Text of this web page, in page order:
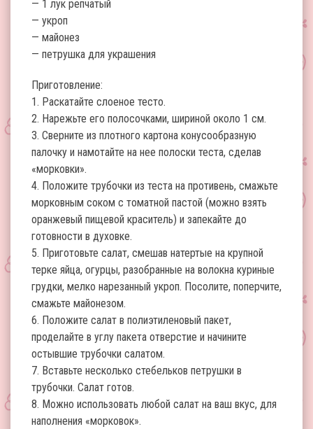
— 1 лук репчатый
— укроп
— майонез
— петрушка для украшения
Приготовление:
1. Раскатайте слоеное тесто.
2. Нарежьте его полосочками, шириной около 1 см.
3. Сверните из плотного картона конусообразную
палочку и намотайте на нее полоски теста, сделав
«морковки».
4. Положите трубочки из теста на противень, смажьте
морковным соком с томатной пастой (можно взять
оранжевый пищевой краситель) и запекайте до
готовности в духовке.
5. Приготовьте салат, смешав натертые на крупной
терке яйца, огурцы, разобранные на волокна куриные
грудки, мелко нарезанный укроп. Посолите, поперчите,
смажьте майонезом.
6. Положите салат в полиэтиленовый пакет,
проделайте в углу пакета отверстие и начините
остывшие трубочки салатом.
7. Вставьте несколько стебельков петрушки в
трубочки. Салат готов.
8. Можно использовать любой салат на ваш вкус, для
наполнения «морковок».